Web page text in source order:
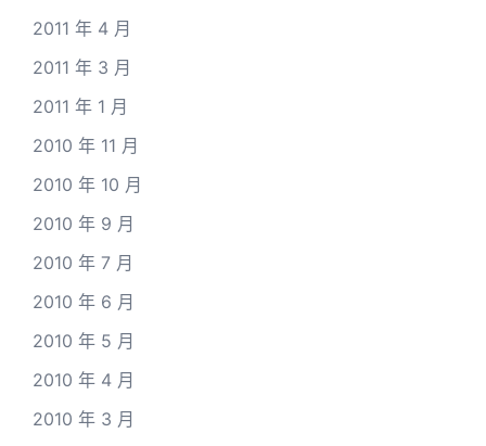
2011 年 4 月
2011 年 3 月
2011 年 1 月
2010 年 11 月
2010 年 10 月
2010 年 9 月
2010 年 7 月
2010 年 6 月
2010 年 5 月
2010 年 4 月
2010 年 3 月